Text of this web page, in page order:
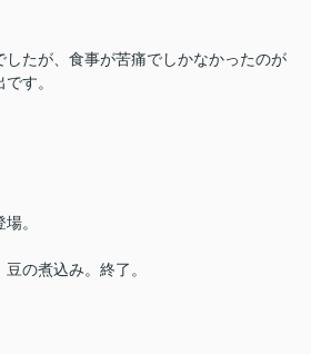
たが、食事が苦痛でしかなかったのが
す。
。
の煮込み。終了。